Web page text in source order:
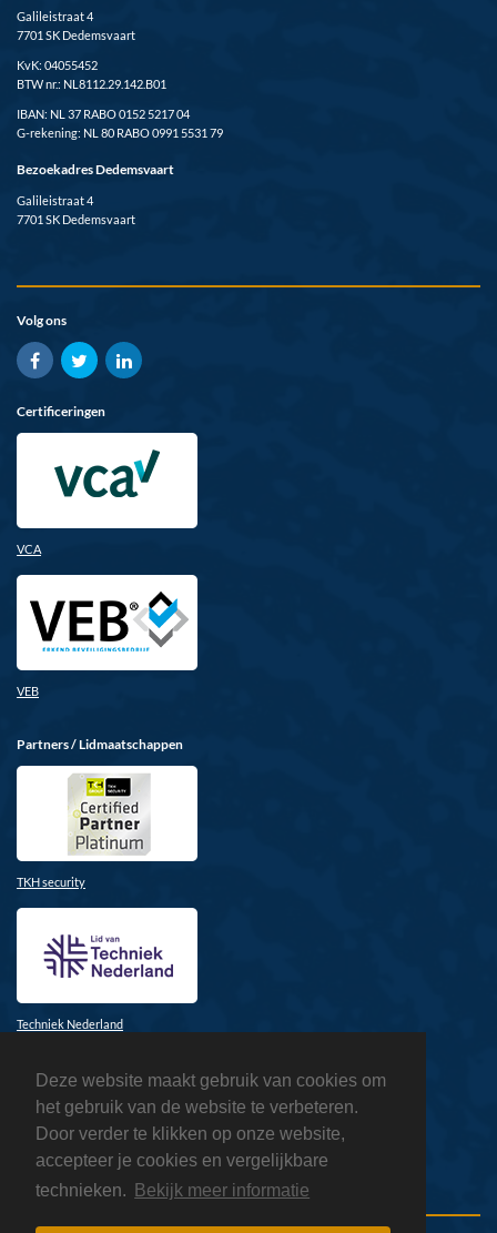
Deze website maakt gebruik van cookies om
het gebruik van de website te verbeteren.
Door verder te klikken op onze website,
accepteer je cookies en vergelijkbare
technieken.
Bekijk meer informatie
Galileistraat 4
7701 SK Dedemsvaart
KvK: 04055452
BTW nr.: NL8112.29.142.B01
IBAN: NL 37 RABO 0152 5217 04
G-rekening: NL 80 RABO 0991 5531 79
Bezoekadres Dedemsvaart
Galileistraat 4
7701 SK Dedemsvaart
Volg ons
Certificeringen
VCA
VEB
Partners / Lidmaatschappen
TKH security
Techniek Nederland
Honeywell